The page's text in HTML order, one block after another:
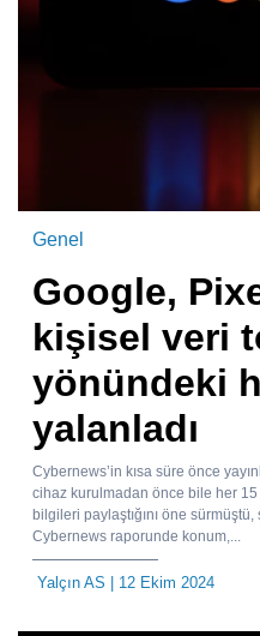
Genel
Google,
kişisel veri
yönündeki
yalanladı
Cybernews’in kısa süre önce
cihaz kurulmadan önce bile her
bilgileri paylaştığını öne sürmüştü,
Cybernews raporunde konum,...
Yalçın AS | 12 Ekim 2024